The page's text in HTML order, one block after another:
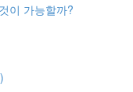
이 가능할까?